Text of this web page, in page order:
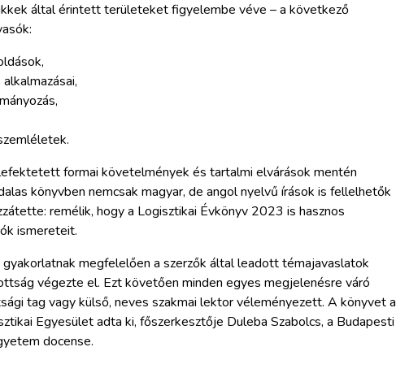
által érintett területeket figyelembe véve – a következő
formai követelmények és tartalmi elvárások mentén
könyvben nemcsak magyar, de angol nyelvű írások is fellelhetők
remélik, hogy a Logisztikai Évkönyv 2023 is hasznos
ismereteit.
megfelelően a szerzők által leadott témajavaslatok
végezte el. Ezt követően minden egyes megjelenésre váró
tag vagy külső, neves szakmai lektor véleményezett. A könyvet a
Egyesület adta ki, főszerkesztője Duleba Szabolcs, a Budapesti
docense.